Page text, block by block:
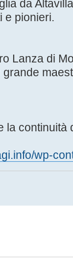
da
e pionieri.
Lanza di
la continuità
wp-